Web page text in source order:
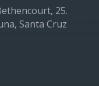
25.
Santa Cruz